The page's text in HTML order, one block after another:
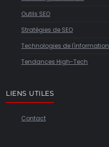
Outils SEO
Stratégies de SEO
Technologies de l'information
Tendances High-Tech
LIENS UTILES
Contact